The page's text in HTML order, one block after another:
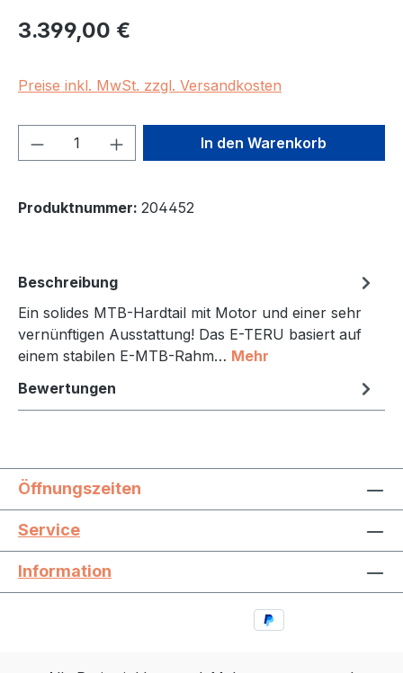
Regulärer Preis:
3.399,00 €
Preise inkl. MwSt. zzgl. Versandkosten
Produkt Anzahl: Gib denIn den Warenkorb
Produktnummer: 204452
Beschreibung
Ein solides MTB-Hardtail mit Motor und einer sehr
vernünftigen Ausstattung! Das E-TERU basiert auf
einem stabilen E-MTB-Rahm… Mehr
Bewertungen
Öffnungszeiten
Service
Information